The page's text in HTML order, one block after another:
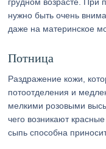
нужно быть очень
даже на материнское
Потница
Раздражение кожи,
потоотделения и
мелкими розовыми
чего возникают
сыпь способна